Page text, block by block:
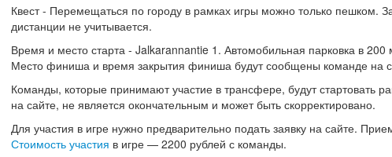
Квест - Перемещаться по городу в рамках игры можно только
дистанции не учитывается.
Время и место старта - Jalkarannantie 1. Автомобильная парковка в
Место финиша и время закрытия финиша будут сообщены команде на
Команды, которые принимают участие в трансфере, будут стартовать
на сайте, не является окончательным и может быть скорректировано.
Для участия в игре нужно предварительно подать заявку на сайте.
Стоимость участия в игре — 2200 рублей с команды.